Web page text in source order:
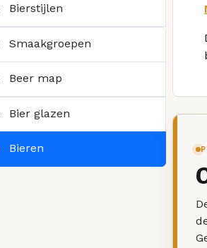
Bierstijlen
Smaakgroepen
Beer map
Bier glazen
Bieren